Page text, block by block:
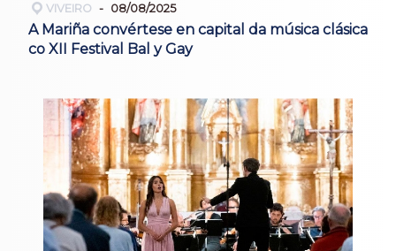
VIVEIRO 08/08/2025
A Mariña convértese en capital da música clásica
co XII Festival Bal y Gay